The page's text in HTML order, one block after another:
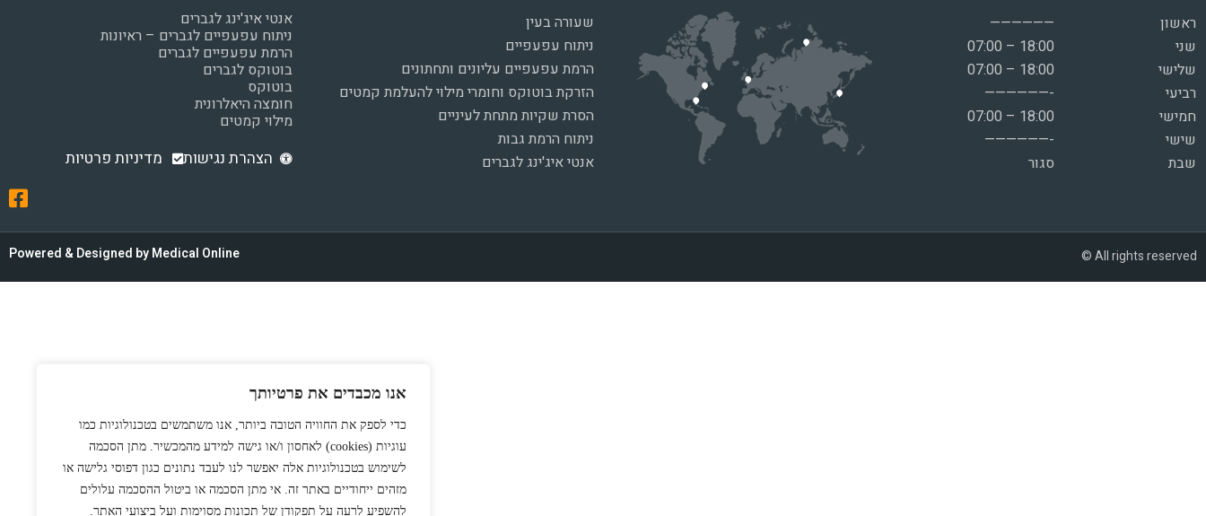
אנו מכבדים את פרטיותך
כדי לספק את החוויה הטובה ביותר, אנו משתמשים בטכנולוגיות כמו
עוגיות (cookies) לאחסון ו/או גישה למידע מהמכשיר. מתן הסכמה
לשימוש בטכנולוגיות אלה יאפשר לנו לעבד נתונים כגון דפוסי גלישה או
מזהים ייחודיים באתר זה. אי מתן הסכמה או ביטול ההסכמה עלולים
להשפיע לרעה על תפקודן של תכונות מסוימות ועל ביצועי האתר.
——————
ראשון
07:00 – 18:00
שני
07:00 – 18:00
שלישי
——————-
רביעי
07:00 – 18:00
חמישי
——————-
שישי
סגור
שבת
שעורה בעין
ניתוח עפעפיים
הרמת עפעפיים עליונים ותחתונים
הזרקת בוטוקס וחומרי מילוי להעלמת קמטים
הסרת שקיות מתחת לעיניים
ניתוח הרמת גבות
אנטי איג'ינג לגברים
אנטי איג'ינג לגברים
ניתוח עפעפיים לגברים – ראיונות
הרמת עפעפיים לגברים
בוטוקס לגברים
בוטוקס
חומצה היאלרונית
מילוי קמטים
הצהרת נגישות מדיניות פרטיות
© All rights reserved
Powered & Designed by Medical Online